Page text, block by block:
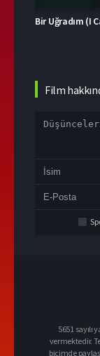
Bir Uğradım (I
Film
5651
vermektedir.
biçimde